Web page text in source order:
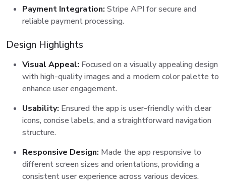
Payment Integration: Stripe API for secure and
reliable payment processing.
Design Highlights
Visual Appeal: Focused on a visually appealing design
with high-quality images and a modern color palette to
enhance user engagement.
Usability: Ensured the app is user-friendly with clear
icons, concise labels, and a straightforward navigation
structure.
Responsive Design: Made the app responsive to
different screen sizes and orientations, providing a
consistent user experience across various devices.